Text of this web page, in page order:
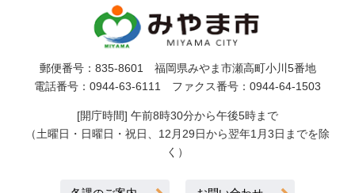
郵便番号：835-8601 福岡県みやま市瀬高町小川5番地
電話番号：0944-63-6111 ファクス番号：0944-64-1503
[開庁時間] 午前8時30分から午後5時まで
（土曜日・日曜日・祝日、12月29日から翌年1月3日までを除
く）